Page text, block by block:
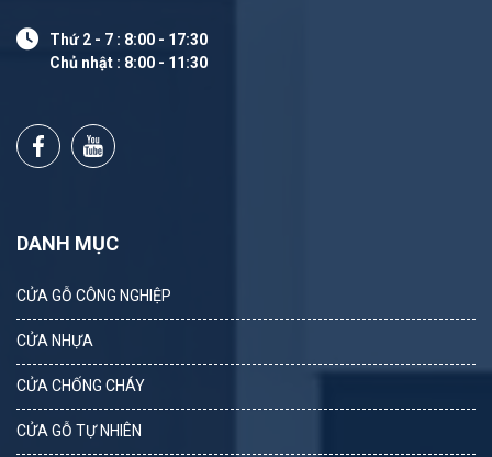
Thứ 2 - 7 : 8:00 - 17:30
Chủ nhật : 8:00 - 11:30
DANH MỤC
CỬA GỖ CÔNG NGHIỆP
CỬA NHỰA
CỬA CHỐNG CHÁY
CỬA GỖ TỰ NHIÊN